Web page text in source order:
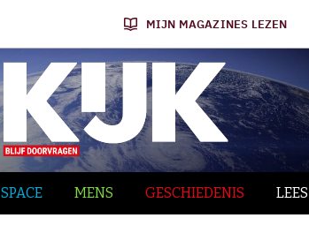
MIJN MAGAZINES LEZEN
SPACE MENS GESCHIEDENIS